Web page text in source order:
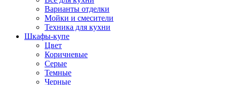
Варианты отделки
Мойки и смесители
Техника для кухни
Шкафы-купе
Цвет
Коричневые
Серые
Темные
Черные